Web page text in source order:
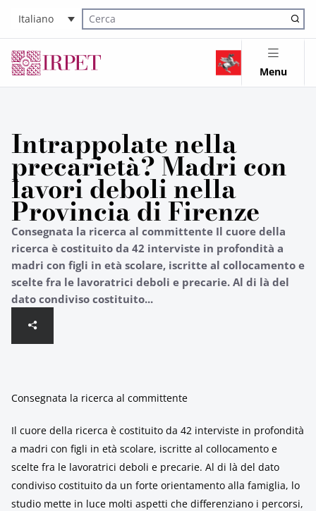
Italiano
Cerca nel sito
Menu
Intrappolate nella
precarietà? Madri con
lavori deboli nella
Provincia di Firenze
Consegnata la ricerca al committente Il cuore della
ricerca è costituito da 42 interviste in profondità a
madri con figli in età scolare, iscritte al collocamento e
scelte fra le lavoratrici deboli e precarie. Al di là del
dato condiviso costituito...
Consegnata la ricerca al committente
Il cuore della ricerca è costituito da 42 interviste in profondità
a madri con figli in età scolare, iscritte al collocamento e
scelte fra le lavoratrici deboli e precarie. Al di là del dato
condiviso costituito da un forte orientamento alla famiglia, lo
studio mette in luce molti aspetti che differenziano i percorsi,